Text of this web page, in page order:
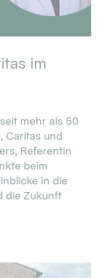
im
mehr als 50
Caritas und
Referentin
beim
in die
die Zukunft